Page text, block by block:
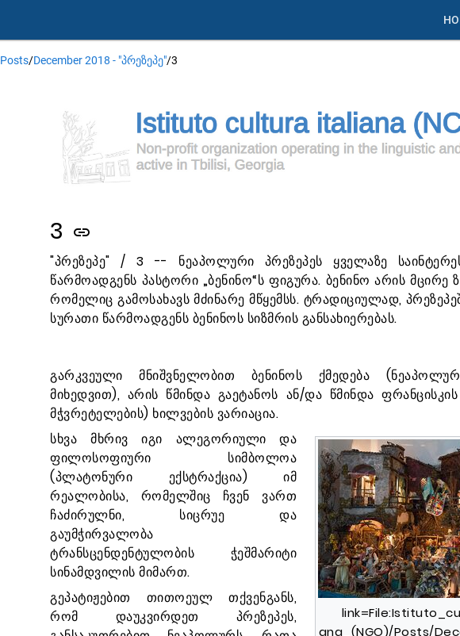
Posts/December 2018 - "პრეზეპე"/3
3 link
"პრეზეპე" / 3 -- ნეაპოლური პრეზეპეს ყველაზე
წარმოადგენს პასტორი „ბენინო“ს ფიგურა. ბენინო არის მცირე
რომელიც გამოსახავს მძინარე მწყემსს. ტრადიციულად,
სურათი წარმოადგენს ბენინოს სიზმრის განსახიერებას.
გარკვეული მნიშვნელობით ბენინოს ქმედება
მიხედვით), არის წმინდა გაეტანოს ან/და წმინდა
მჭვრეტელების) ხილვების ვარიაცია.
ana_(NGO)/Posts/
სხვა მხრივ იგი ალეგორიული და
ფილოსოფიური სიმბოლოა
(პლატონური ექსტრაქცია) იმ
რეალობისა, რომელშიც ჩვენ ვართ
ჩაძირულნი, სიცრუე და
გაუმჭირვალობა
ტრანსცენდენტულობის ჭეშმარიტი
სინამდვილის მიმართ.
გეპატიჟებით თითოეულ თქვენგანს,
რომ დაუკვირდეთ პრეზეპეს,